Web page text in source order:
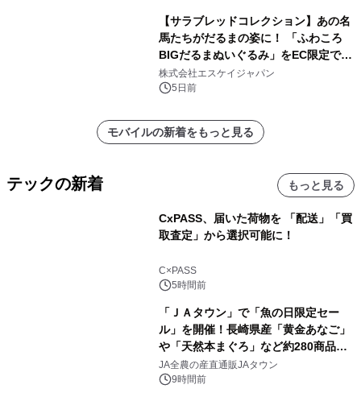
【サラブレッドコレクション】あの名
馬たちがだるまの姿に！ 「ふわころ
BIGだるまぬいぐるみ」をEC限定で受
注販売開始
株式会社エスケイジャパン
5日前
モバイルの新着をもっと見る
テックの新着 もっと見る
CxPASS、届いた荷物を 「配送」「買
取査定」から選択可能に！
C×PASS
5時間前
「ＪＡタウン」で「魚の日限定セー
ル」を開催！長崎県産「黄金あなご」
や「天然本まぐろ」など約280商品を
販売！～毎月１０日の定例企画～
JA全農の産直通販JAタウン
9時間前